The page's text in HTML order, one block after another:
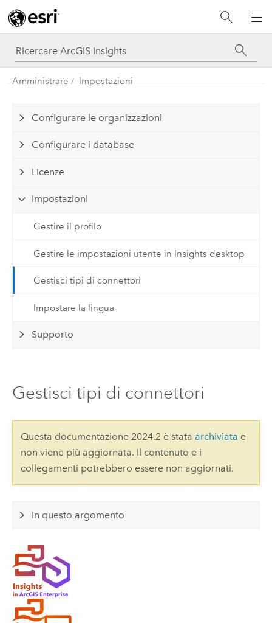
Amministrare Impostazioni
Configurare le organizzazioni
Configurare i database
Licenze
Impostazioni
Gestire il profilo
Gestire le impostazioni utente in Insights desktop
Gestisci tipi di connettori
Impostare la lingua
Supporto
Gestisci tipi di connettori
Questa documentazione 2024.2 è stata archiviata e
non viene più aggiornata. Il contenuto e i
collegamenti potrebbero essere non aggiornati.
In questo argomento